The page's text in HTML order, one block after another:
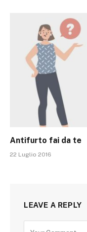
Antifurto fai da te
22 Luglio 2016
LEAVE A REPLY